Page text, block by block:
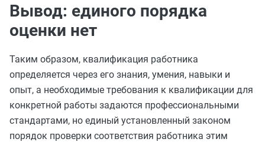
Вывод: единого порядка
оценки нет
Таким образом, квалификация работника
определяется через его знания, умения, навыки и
опыт, а необходимые требования к квалификации для
конкретной работы задаются профессиональными
стандартами, но единый установленный законом
порядок проверки соответствия работника этим